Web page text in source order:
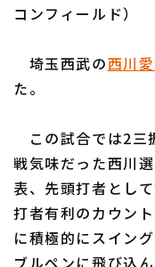
ファーム西地区
東北楽天ゴ
埼玉西武ラ
オリックス
福岡ソフト
コンフィールド）
埼玉西武の西川
た。
この試合では2三
戦気味だった西川
表、先頭打者とし
打者有利のカウン
に積極的にスイン
ブルペンに飛び込ん